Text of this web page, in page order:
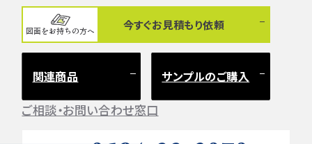
図面をお持ちの方へ 今すぐお見積もり依頼
関連商品 サンプルのご購入
ご相談・お問い合わせ窓口